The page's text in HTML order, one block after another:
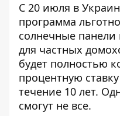
С 20 июля в
программа
солнечные панели
для частных
будет полностью
процентную
течение 10 лет.
смогут не все.